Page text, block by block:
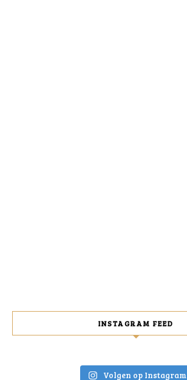
INSTAGRAM FEED
Volgen op Instagram